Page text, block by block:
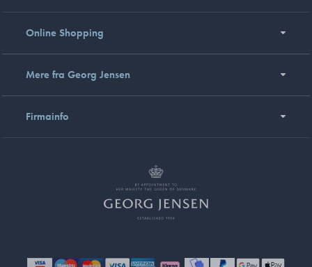
Online Shopping
Mere fra Georg Jensen
Firmainfo